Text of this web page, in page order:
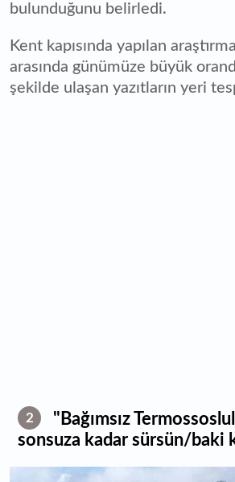
bulunduğunu belirledi.
Kent kapısında yapılan
arasında günümüze büyük
şekilde ulaşan yazıtların yeri
2
"Bağımsız
sonsuza kadar sürsün/baki